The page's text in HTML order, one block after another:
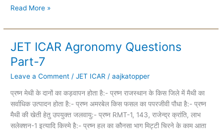
Read More »
JET ICAR Agronomy Questions
Part-7
Leave a Comment /JET ICAR /aajkatopper
प्रष्न मेथी के दानों का कड़वापन होता है:- प्रष्न राजस्थान के किस जिले में मैथी का
सर्वाधिक उत्पादन होता है:- प्रष्न अमरबेल किस फसल का पपरजीवी पौधा है:- प्रष्न
मैथी की खेती हेतु उपयुक्त जलवायु:- प्रष्न RMT-1, 143, राजेन्द्र क्रांति, लाभ
सलेक्शन-1 इत्यादि किस्मे है:- प्रष्न हल का कौनसा भाग मिट्टी चिरने के काम आता
JET
ICAR
Agronomy
Questions
Part-
7